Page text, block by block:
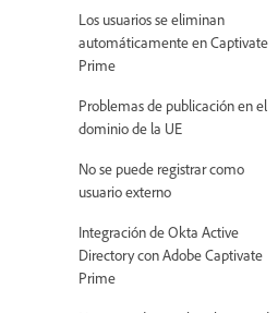
Los usuarios se eliminan
automáticamente en Captivate
Prime
Problemas de publicación en el
dominio de la UE
No se puede registrar como
usuario externo
Integración de Okta Active
Directory con Adobe Captivate
Prime